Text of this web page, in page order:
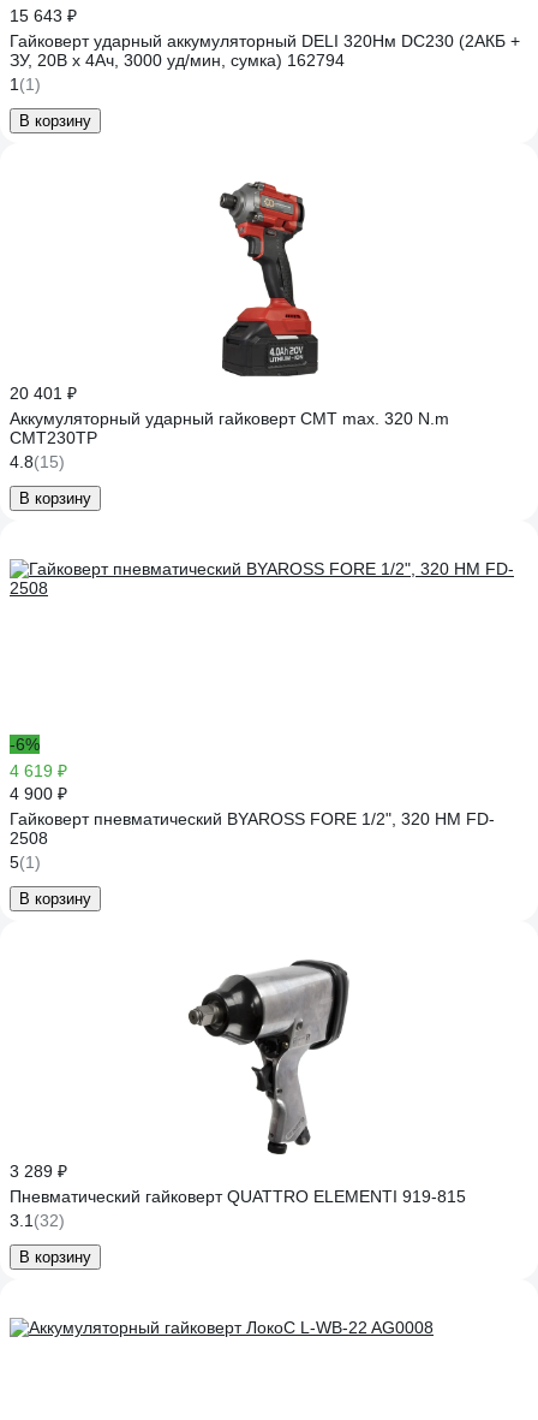
15 643 ₽
Гайковерт ударный аккумуляторный DELI 320Нм DC230 (2АКБ +
ЗУ, 20В х 4Ач, 3000 уд/мин, сумка) 162794
1 (1)
В корзину
20 401 ₽
Аккумуляторный ударный гайковерт СМТ max. 320 N.m
CMT230TP
4.8(15)
В корзину
-6%
4 619 ₽
4 900 ₽
Гайковерт пневматический BYAROSS FORE 1/2", 320 НМ FD-
2508
5(1)
В корзину
3 289 ₽
Пневматический гайковерт QUATTRO ELEMENTI 919-815
3.1 (32)
В корзину